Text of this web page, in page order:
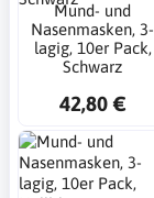
Mund- und
Nasenmasken, 3-
lagig, 10er Pack,
Schwarz
42,80 €